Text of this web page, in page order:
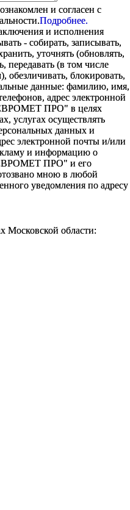
и согласен с
Подробнее.
и исполнения
- собирать, записывать,
уточнять (обновлять,
передавать (в том числе
обезличивать, блокировать,
данные: фамилию, имя,
адрес электронной
ПРО" в целях
услугах осуществлять
данных и
электронной почты и/или
и информацию о
ПРО" и его
мною в любой
уведомления по адресу
Московской области: